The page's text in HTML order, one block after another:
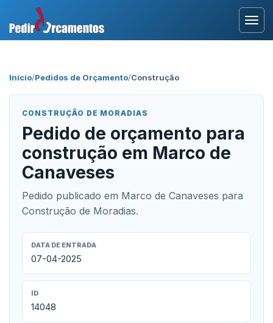
Início/Pedidos de Orçamento/Construção
CONSTRUÇÃO DE MORADIAS
Pedido de orçamento para
construção em Marco de
Canaveses
Pedido publicado em Marco de Canaveses para
Construção de Moradias.
DATA DE ENTRADA
07-04-2025
ID
14048
Área Profissional
Como Funciona?
Testemunhos